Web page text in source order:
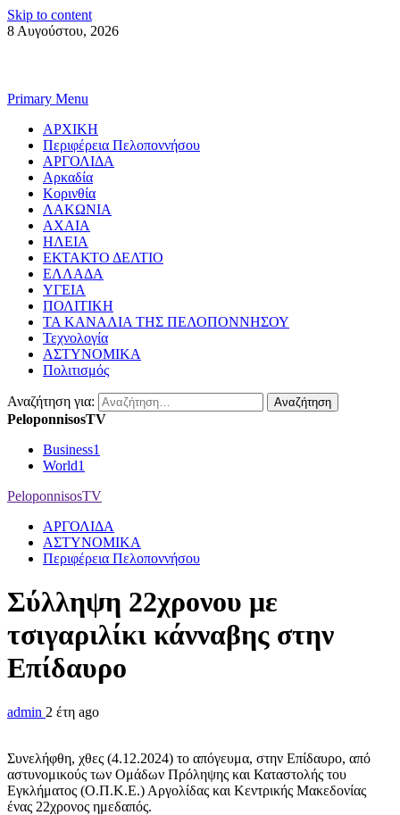
Skip to content
8 Αυγούστου, 2026
Primary Menu
ΑΡΧΙΚΗ
Περιφέρεια Πελοποννήσου
ΑΡΓΟΛΙΔΑ
Αρκαδία
Κορινθία
ΛΑΚΩΝΙΑ
ΑΧΑΙΑ
ΗΛΕΙΑ
ΕΚΤΑΚΤΟ ΔΕΛΤΙΟ
ΕΛΛΑΔΑ
ΥΓΕΙΑ
ΠΟΛΙΤΙΚΗ
ΤΑ ΚΑΝΑΛΙΑ ΤΗΣ ΠΕΛΟΠΟΝΝΗΣΟΥ
Τεχνολογία
ΑΣΤΥΝΟΜΙΚΑ
Πολιτισμός
Αναζήτηση για:
PeloponnisosTV
Business1
World1
PeloponnisosTV
ΑΡΓΟΛΙΔΑ
ΑΣΤΥΝΟΜΙΚΑ
Περιφέρεια Πελοποννήσου
Σύλληψη 22χρονου με
τσιγαριλίκι κάνναβης στην
Επίδαυρο
admin 2 έτη ago
Συνελήφθη, χθες (4.12.2024) το απόγευμα, στην Επίδαυρο, από
αστυνομικούς των Ομάδων Πρόληψης και Καταστολής του
Εγκλήματος (Ο.Π.Κ.Ε.) Αργολίδας και Κεντρικής Μακεδονίας
ένας 22χρονος ημεδαπός.